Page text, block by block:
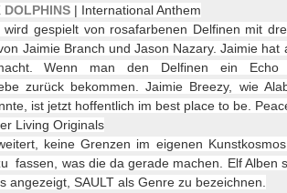
DOLPHINS | International Anthem
wird gespielt von rosafarbenen Delfinen mit
Jaimie Branch und Jason Nazary. Jaimie hat
Wenn man den Delfinen ein
zurück bekommen. Jaimie Breezy, wie
ist jetzt hoffentlich im best place to be.
Living Originals
keine Grenzen im eigenen
fassen, was die da gerade machen. Elf Alben
angezeigt, SAULT als Genre zu bezeichnen.